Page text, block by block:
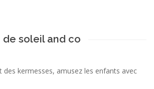
soleil and co
des kermesses, amusez les enfants avec